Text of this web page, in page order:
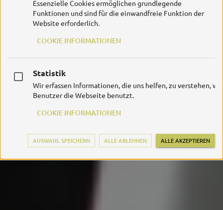
Essenzielle Cookies ermöglichen grundlegende
Funktionen und sind für die einwandfreie Funktion der
Website erforderlich.
COOKIE INFORMATIONEN
Statistik
Wir erfassen Informationen, die uns helfen, zu verstehen,
Benutzer die Webseite benutzt.
COOKIE INFORMATIONEN
AUSWAHL SPEICHERN ALLE ABLEHNEN ALLE AKZEPTIEREN